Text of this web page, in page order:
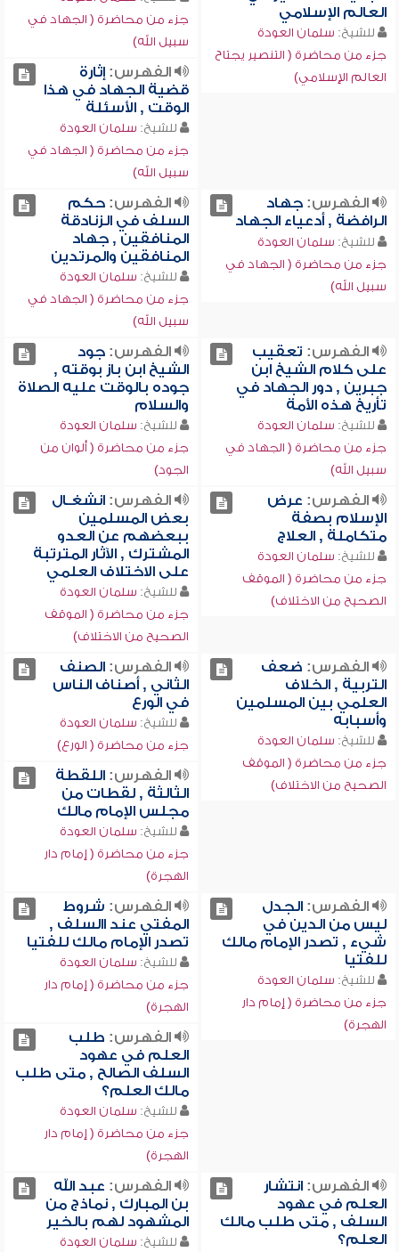
العالم الإسلامي
للشيخ: سلمان العودة
جزء من محاضرة ( التنصير يجتاح
العالم الإسلامي)
جزء من محاضرة ( الجهاد في
سبيل الله)
الفهرس:إثارة
قضية الجهاد في هذا
الوقت , الأسئلة
للشيخ: سلمان العودة
جزء من محاضرة ( الجهاد في
سبيل الله)
الفهرس:جهاد
الرافضة , أدعياء الجهاد
للشيخ: سلمان العودة
جزء من محاضرة ( الجهاد في
سبيل الله)
الفهرس:حكم
السلف في الزنادقة
المنافقين , جهاد
المنافقين والمرتدين
للشيخ: سلمان العودة
جزء من محاضرة ( الجهاد في
سبيل الله)
الفهرس: تعقيب
على كلام الشيخ ابن
جبرين , دور الجهاد في
تأريخ هذه الأمة
للشيخ: سلمان العودة
جزء من محاضرة ( الجهاد في
سبيل الله)
الفهرس:جود
الشيخ ابن باز بوقته ,
جوده بالوقت عليه الصلاة
والسلام
للشيخ: سلمان العودة
جزء من محاضرة ( ألوان من
الجود)
الفهرس: عرض
الإسلام بصفة
متكاملة , العلاج
للشيخ: سلمان العودة
جزء من محاضرة ( الموقف
الصحيح من الاختلاف)
الفهرس:انشغـال
بعض المسلمين
ببعضهم عن العدو
المشترك , الآثار المترتبة
على الاختلاف العلمي
للشيخ: سلمان العودة
جزء من محاضرة ( الموقف
الصحيح من الاختلاف)
الفهرس: ضعف
التربية , الخلاف
العلمي بين المسلمين
وأسبابه
للشيخ: سلمان العودة
جزء من محاضرة ( الموقف
الصحيح من الاختلاف)
الفهرس:الصنف
الثاني , أصناف الناس
في الورع
للشيخ: سلمان العودة
جزء من محاضرة ( الورع)
الفهرس:اللقطة
الثالثة , لقطات من
مجلس الإمام مالك
للشيخ: سلمان العودة
جزء من محاضرة ( إمام دار
الهجرة)
الفهرس:الجدل
ليس من الدين في
شيء , تصدر الإمام مالك
للفتيا
للشيخ: سلمان العودة
جزء من محاضرة ( إمام دار
الهجرة)
الفهرس: شروط
المفتي عند االسلف ,
تصدر الإمام مالك للفتيا
للشيخ: سلمان العودة
جزء من محاضرة ( إمام دار
الهجرة)
الفهرس: طلب
العلم في عهود
السلف الصالح , متى طلب
مالك العلم؟
للشيخ: سلمان العودة
جزء من محاضرة ( إمام دار
الهجرة)
الفهرس:انتشار
العلم في عهود
السلف , متى طلب مالك
العلم؟
الفهرس: عبد الله
بن المبارك , نماذج من
المشهود لهم بالخير
للشيخ: سلمان العودة